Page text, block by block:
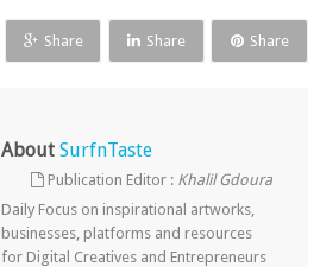
Share Share Share
About SurfnTaste
Publication Editor : Khalil Gdoura
Daily Focus on inspirational artworks,
businesses, platforms and resources
for Digital Creatives and Entrepreneurs